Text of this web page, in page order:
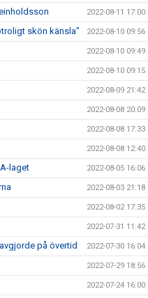
2022-08-11 17:00
skön känsla" 2022-08-10 09:56
2022-08-10 09:49
2022-08-10 09:15
2022-08-09 21:42
2022-08-08 20:09
2022-08-08 17:33
2022-08-08 12:40
laget 2022-08-05 16:06
2022-08-03 21:18
2022-08-02 17:35
2022-07-31 11:42
på övertid 2022-07-30 16:04
2022-07-29 18:56
2022-07-24 16:00